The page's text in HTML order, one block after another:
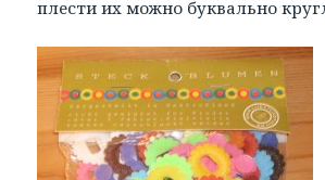
плести их можно буквально